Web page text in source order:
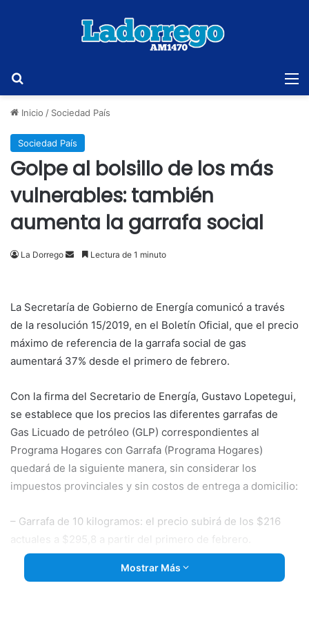
Inicio / Sociedad País
Sociedad País
Golpe al bolsillo de los más
vulnerables: también
aumenta la garrafa social
La Dorrego
SendLectura de 1 minuto
La Secretaría de Gobierno de Energía comunicó a través
de la resolución 15/2019, en el Boletín Oficial, que el precio
máximo de referencia de la garrafa social de gas
aumentará 37% desde el primero de febrero.
Con la firma del Secretario de Energía, Gustavo Lopetegui,
se establece que los precios las diferentes garrafas de
Gas Licuado de petróleo (GLP) correspondientes al
Programa Hogares con Garrafa (Programa Hogares)
quedará de la siguiente manera, sin considerar los
impuestos provinciales y sin costos de entrega a domicilio:
– Garrafa de 10 kilogramos: el precio subirá de los $216
actuales a $295,8 a partir del primero de febrero.
– Garrafa de 12 kilogramos: pasará a costar $354,97 desde
el viernes (hoy $259,2).
Mostrar Más